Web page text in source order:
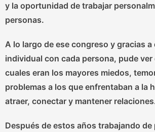
y la oportunidad de trabajar
personas.
A lo largo de ese congreso y gracias a
individual con cada persona, pude ver
cuales eran los mayores miedos,
problemas a los que enfrentaban a la
atraer, conectar y mantener relaciones
Después de estos años trabajando de